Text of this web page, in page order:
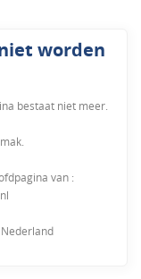
worden
bestaat niet meer.
van :